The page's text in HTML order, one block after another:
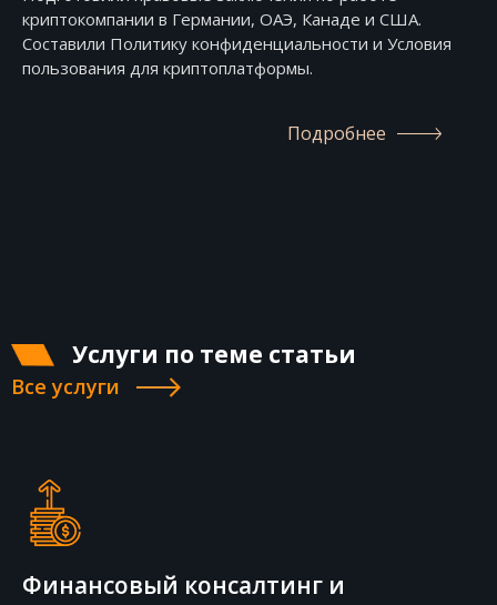
криптокомпании в Германии, ОАЭ, Канаде и США.
Составили Политику конфиденциальности и Условия
пользования для криптоплатформы.
Подробнее
Услуги по теме статьи
Все услуги
GDPR Compliance